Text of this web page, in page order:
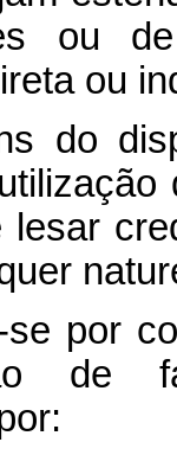
ou
ou
do
lesar
por
de